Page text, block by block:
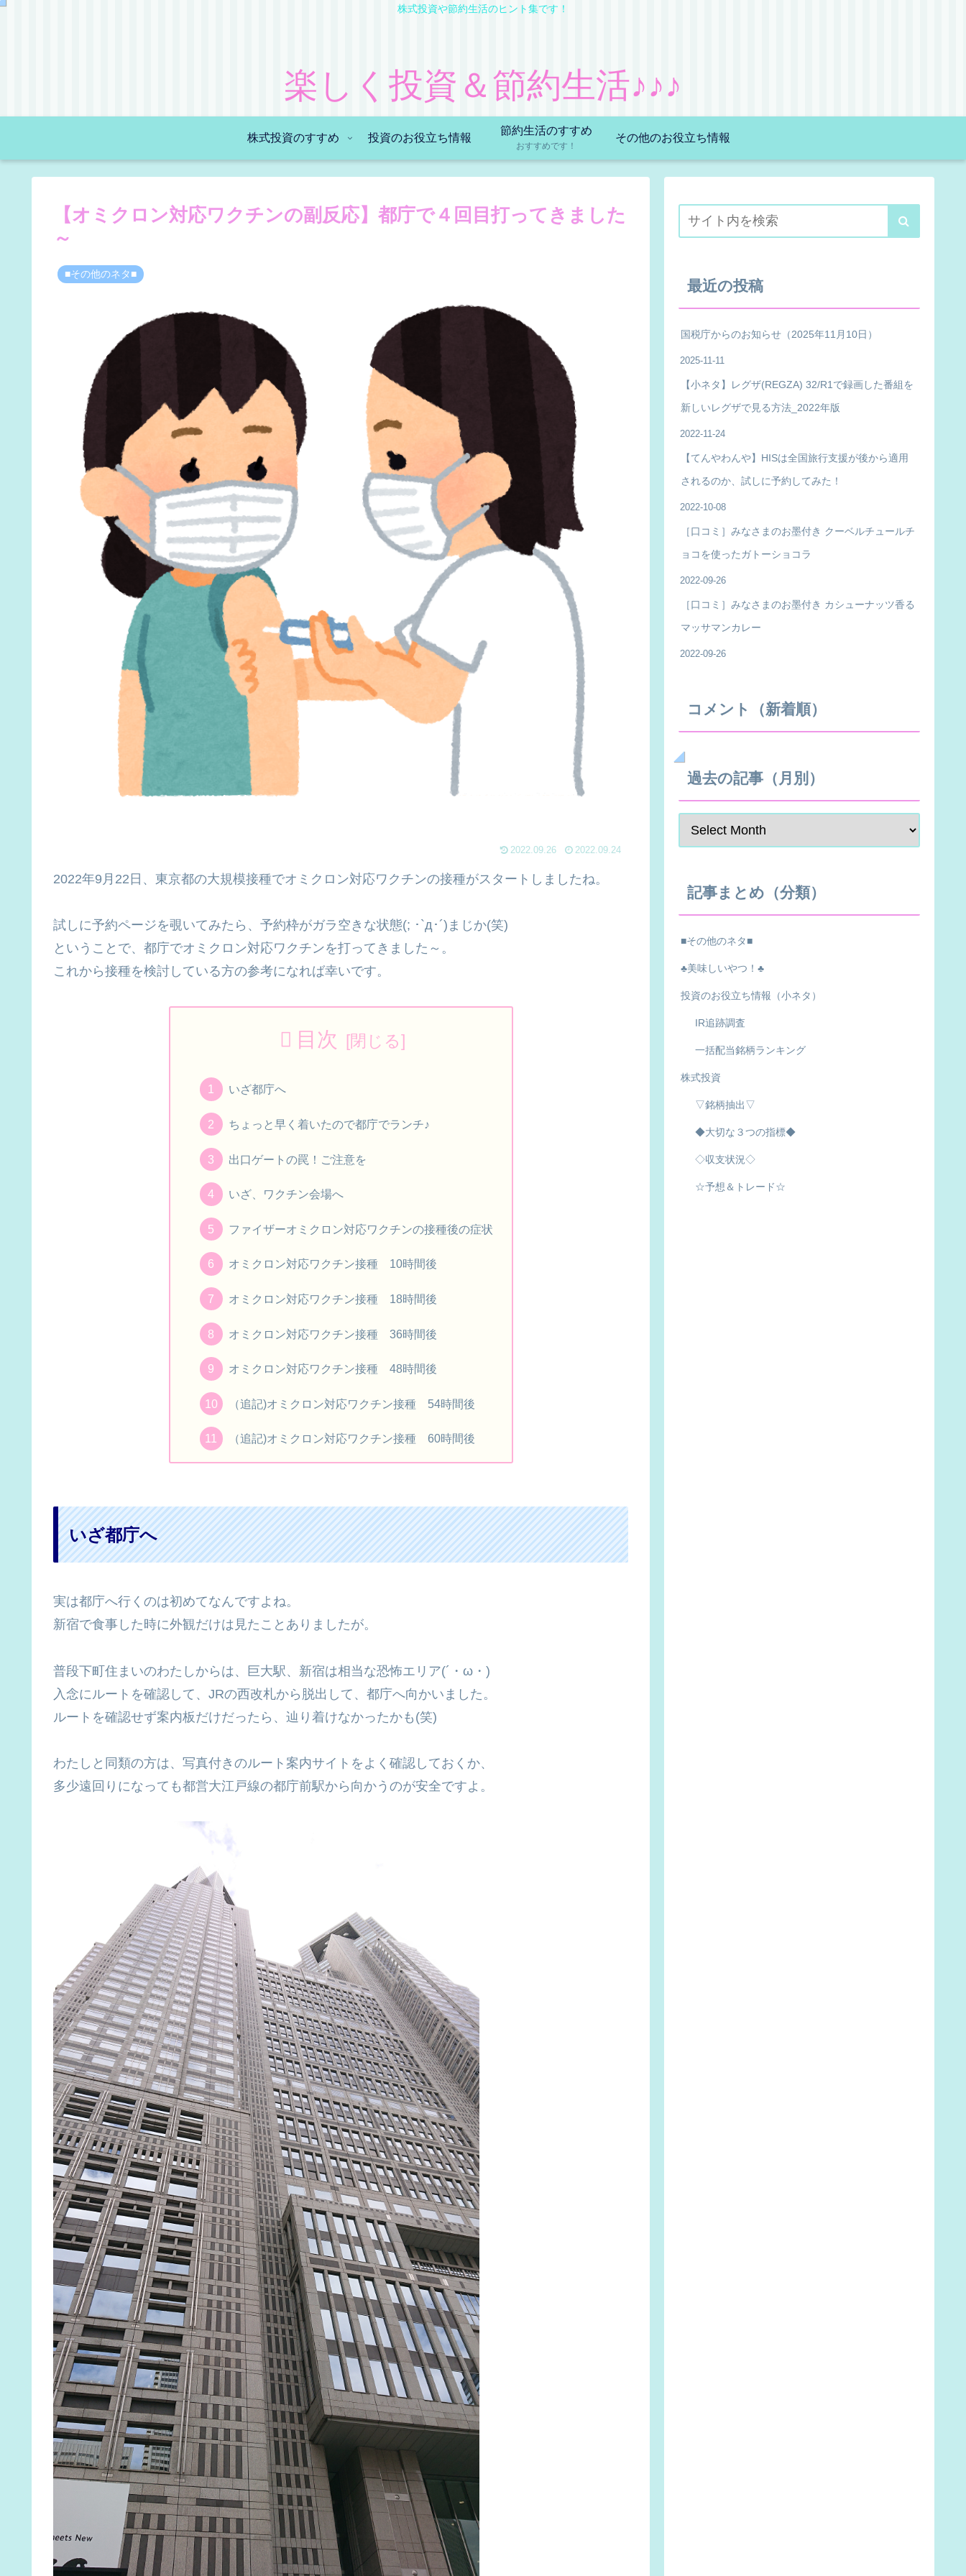
株式投資や節約生活のヒント集です！
楽しく投資＆節約生活♪♪♪
株式投資のすすめ 投資のお役立ち情報
節約生活のすすめ
おすすめです！
その他のお役立ち情報
【オミクロン対応ワクチンの副反応】都庁で４回目打ってきました
～
■その他のネタ■
2022.09.26 2022.09.24
2022年9月22日、東京都の大規模接種でオミクロン対応ワクチンの接種がスタートしましたね。
試しに予約ページを覗いてみたら、予約枠がガラ空きな状態(; ･`д･´)まじか(笑)
ということで、都庁でオミクロン対応ワクチンを打ってきました～。
これから接種を検討している方の参考になれば幸いです。
目次
いざ都庁へ
ちょっと早く着いたので都庁でランチ♪
出口ゲートの罠！ご注意を
いざ、ワクチン会場へ
ファイザーオミクロン対応ワクチンの接種後の症状
オミクロン対応ワクチン接種 10時間後
オミクロン対応ワクチン接種 18時間後
オミクロン対応ワクチン接種 36時間後
オミクロン対応ワクチン接種 48時間後
（追記)オミクロン対応ワクチン接種 54時間後
（追記)オミクロン対応ワクチン接種 60時間後
いざ都庁へ
実は都庁へ行くのは初めてなんですよね。
新宿で食事した時に外観だけは見たことありましたが。
普段下町住まいのわたしからは、巨大駅、新宿は相当な恐怖エリア(´・ω・)
入念にルートを確認して、JRの西改札から脱出して、都庁へ向かいました。
ルートを確認せず案内板だけだったら、辿り着けなかったかも(笑)
わたしと同類の方は、写真付きのルート案内サイトをよく確認しておくか、
多少遠回りになっても都営大江戸線の都庁前駅から向かうのが安全ですよ。
最近の投稿
国税庁からのお知らせ（2025年11月10日）
2025-11-11
【小ネタ】レグザ(REGZA) 32/R1で録画した番組を
新しいレグザで見る方法_2022年版
2022-11-24
【てんやわんや】HISは全国旅行支援が後から適用
されるのか、試しに予約してみた！
2022-10-08
［口コミ］みなさまのお墨付き クーベルチュールチ
ョコを使ったガトーショコラ
2022-09-26
［口コミ］みなさまのお墨付き カシューナッツ香る
マッサマンカレー
2022-09-26
コメント（新着順）
過去の記事（月別）
記事まとめ（分類）
■その他のネタ■
♣美味しいやつ！♣
投資のお役立ち情報（小ネタ）
IR追跡調査
一括配当銘柄ランキング
株式投資
▽銘柄抽出▽
◆大切な３つの指標◆
◇収支状況◇
☆予想＆トレード☆